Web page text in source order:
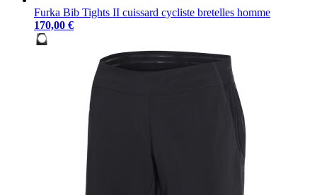
Furka Bib Tights II cuissard cycliste bretelles homme
170,00 €